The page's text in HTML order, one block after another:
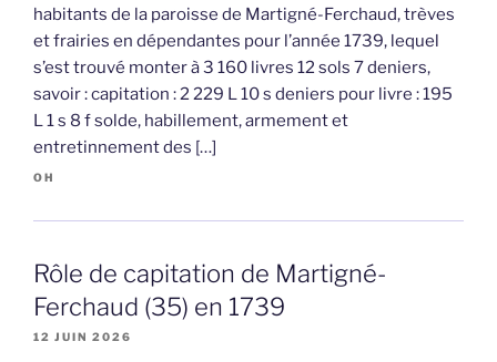
habitants de la paroisse de Martigné-Ferchaud, trèves
et frairies en dépendantes pour l’année 1739, lequel
s’est trouvé monter à 3 160 livres 12 sols 7 deniers,
savoir : capitation : 2 229 L 10 s deniers pour livre : 195
L 1 s 8 f solde, habillement, armement et
entretinnement des […]
OH
Rôle de capitation de Martigné-
Ferchaud (35) en 1739
12 JUIN 2026